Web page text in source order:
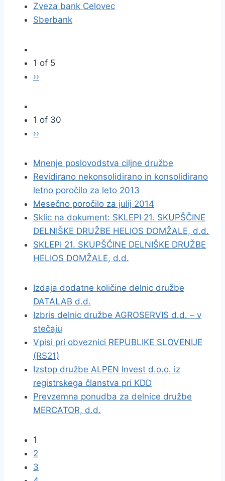
Zveza bank Celovec
Sberbank
1 of 5
››
1 of 30
››
Mnenje poslovodstva ciljne družbe
Revidirano nekonsolidirano in konsolidirano
letno poročilo za leto 2013
Mesečno poročilo za julij 2014
Sklic na dokument: SKLEPI 21. SKUPŠČINE
DELNIŠKE DRUŽBE HELIOS DOMŽALE, d.d.
SKLEPI 21. SKUPŠČINE DELNIŠKE DRUŽBE
HELIOS DOMŽALE, d.d.
Izdaja dodatne količine delnic družbe
DATALAB d.d.
Izbris delnic družbe AGROSERVIS d.d. – v
stečaju
Vpisi pri obveznici REPUBLIKE SLOVENIJE
(RS21)
Izstop družbe ALPEN Invest d.o.o. iz
registrskega članstva pri KDD
Prevzemna ponudba za delnice družbe
MERCATOR, d.d.
1
2
3